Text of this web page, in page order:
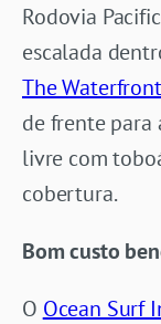
Rodovia
escalada
The
de frente para
livre com
cobertura.
Bom custo
O Ocean Surf